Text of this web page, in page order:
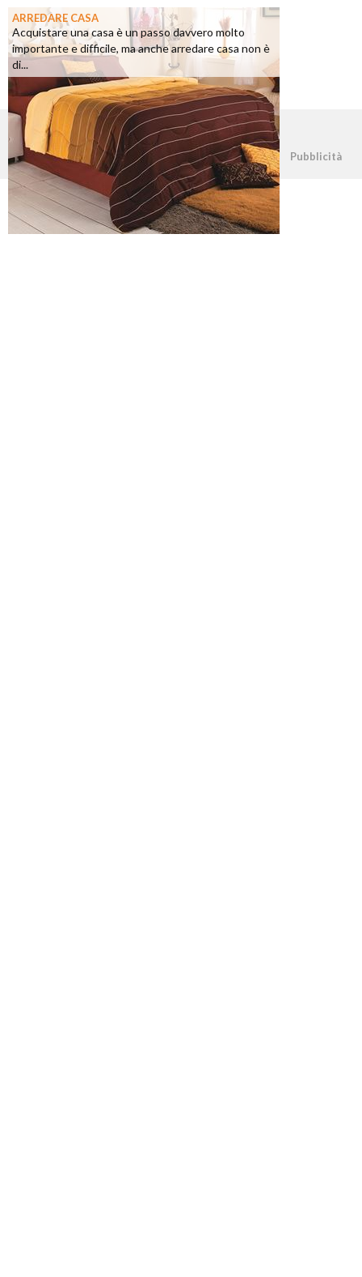
ARREDARE CASA
Acquistare una casa è un passo davvero molto
importante e difficile, ma anche arredare casa non è
di...
©2026 - casapratica.net - p.iva 03338800984 Pubblicità